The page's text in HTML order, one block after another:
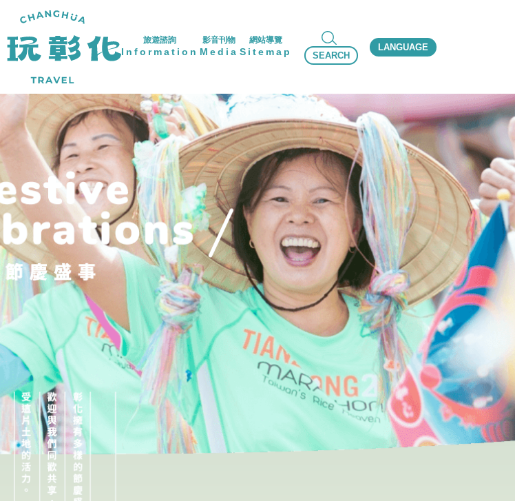
旅遊諮詢
Information
影音刊物
Media
網站導覽
Sitemap SEARCH
LANGUAGE